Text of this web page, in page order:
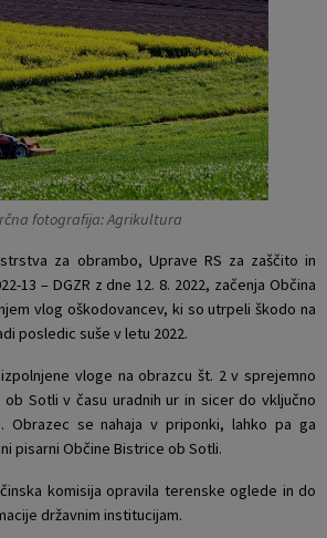
fotografija: Agrikultura
za obrambo, Uprave RS za zaščito in
13 – DGZR z dne 12. 8. 2022, začenja Občina
vlog oškodovancev, ki so utrpeli škodo na
posledic suše v letu 2022.
vloge na obrazcu št. 2 v sprejemno
Sotli v času uradnih ur in sicer do vključno
Obrazec se nahaja v priponki, lahko pa ga
pisarni Občine Bistrice ob Sotli.
komisija opravila terenske oglede in do
državnim institucijam.